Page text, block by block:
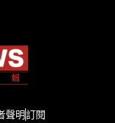
聲明訂閱